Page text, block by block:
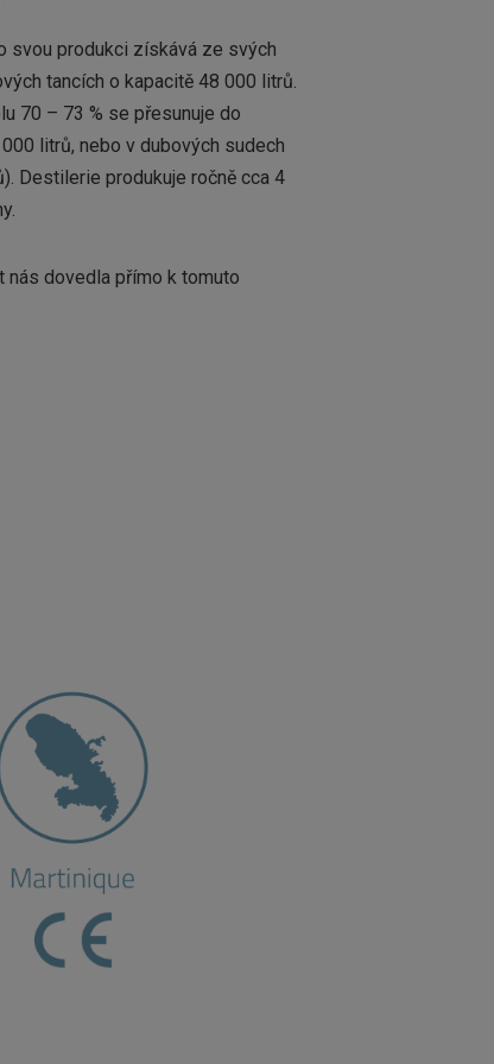
svou produkci získává ze svých
tancích o kapacitě 48 000 litrů.
70 – 73 % se přesunuje do
litrů, nebo v dubových sudech
Destilerie produkuje ročně cca 4
nás dovedla přímo k tomuto